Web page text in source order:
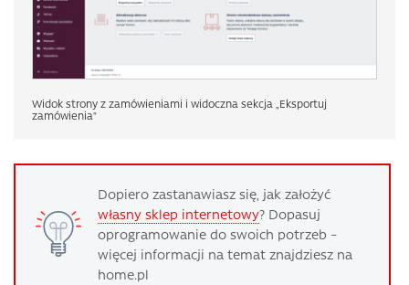
Widok strony z zamówieniami i widoczna sekcja „Eksportuj
zamówienia”
Dopiero zastanawiasz się, jak założyć
własny sklep internetowy? Dopasuj
oprogramowanie do swoich potrzeb –
więcej informacji na temat znajdziesz na
home.pl